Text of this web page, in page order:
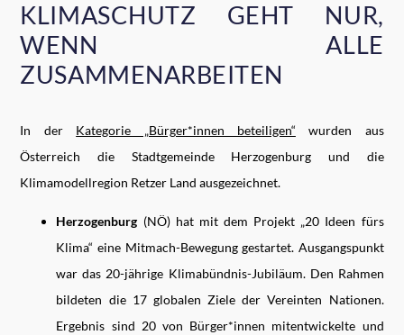
KLIMASCHUTZ GEHT NUR,
WENN ALLE
ZUSAMMENARBEITEN
In der Kategorie „Bürger*innen beteiligen“ wurden aus
Österreich die Stadtgemeinde Herzogenburg und die
Klimamodellregion Retzer Land ausgezeichnet.
Herzogenburg (NÖ) hat mit dem Projekt „20 Ideen fürs
Klima“ eine Mitmach-Bewegung gestartet. Ausgangspunkt
war das 20-jährige Klimabündnis-Jubiläum. Den Rahmen
bildeten die 17 globalen Ziele der Vereinten Nationen.
Ergebnis sind 20 von Bürger*innen mitentwickelte und